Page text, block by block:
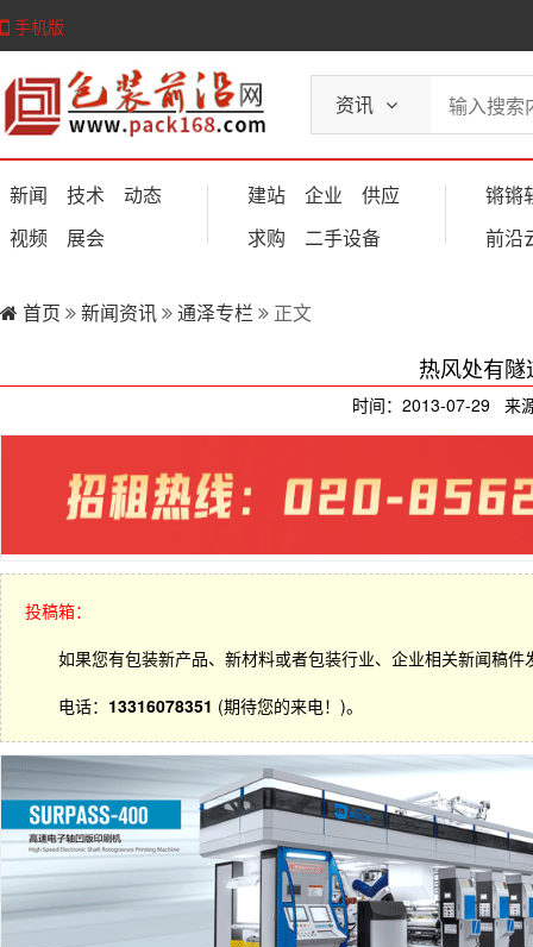
手机版
资讯
新闻 技术
动态
视频
展会
建站 企业
供应
求购
二手设备
锵锵
前沿
首页 新闻资讯 通泽专栏 正文
热风处有
时间：2013-07-29 来
投稿箱：
如果您有包装新产品、新材料或者包装行业、企业相关新闻稿
电话： 13316078351 (期待您的来电！)。